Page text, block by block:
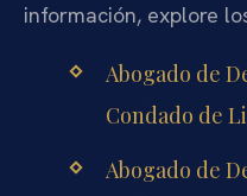
información, explore
Abogado de
Condado de
Abogado de